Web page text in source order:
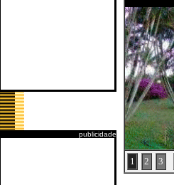
publicidade
1 2 3